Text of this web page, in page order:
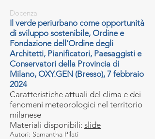
Docenza
Il verde periurbano come opportunità
di sviluppo sostenibile, Ordine e
Fondazione dell’Ordine degli
Architetti, Pianificatori, Paesaggisti e
Conservatori della Provincia di
Milano, OXY.GEN (Bresso), 7 febbraio
2024
Caratteristiche attuali del clima e dei
fenomeni meteorologici nel territorio
milanese
Materiali disponibili: slide
Autori: Samantha Pilati